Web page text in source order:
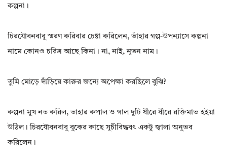
কল্পনা।
চিরযৌবনবাবু স্মরণ করিবার চেষ্টা করিলেন, তাঁহার গল্প-উপন্যাসে কল্পনা
নামে কোনও চরিত্র আছে কিনা। না, নাই, নূতন নাম।
তুমি মোড়ে দাঁড়িয়ে কারুর জন্যে অপেক্ষা করছিলে বুঝি?
কল্পনা মুখ নত করিল, তাহার কপাল ও গাল দুটি ধীরে ধীরে রক্তিমাভ হইয়া
উঠিল। চিরযৌবনবাবু বুকের কাছে সূচীবিদ্ধবৎ একটু জ্বালা অনুভব
করিলেন।